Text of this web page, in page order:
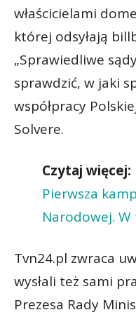
właścicielami
której odsyłają
„Sprawiedliwe
sprawdzić, w jaki
współpracy
Solvere.
Czytaj więcej:
Pierwsza
Narodowej. W
Tvn24.pl zwraca
wysłali też sami
Prezesa Rady